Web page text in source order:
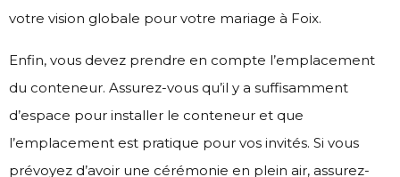
votre vision globale pour votre mariage à Foix.
Enfin, vous devez prendre en compte l’emplacement
du conteneur. Assurez-vous qu’il y a suffisamment
d’espace pour installer le conteneur et que
l’emplacement est pratique pour vos invités. Si vous
prévoyez d’avoir une cérémonie en plein air, assurez-